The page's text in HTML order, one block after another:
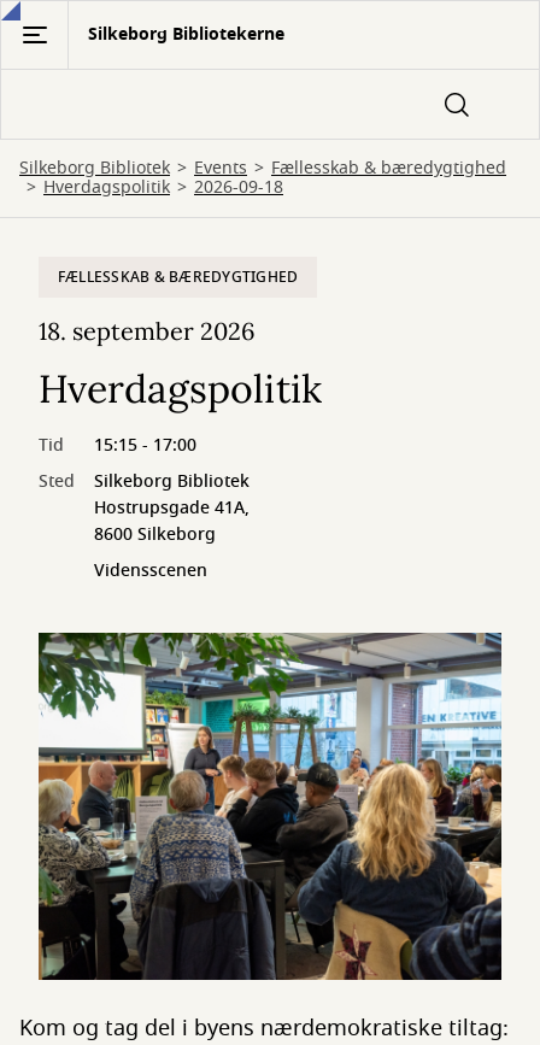
Gå
hovedindhold
Silkeborg Bibliotekerne
Silkeborg Bibliotek Events Fællesskab & bæredygtighed
Hverdagspolitik 2026-09-18
FÆLLESSKAB & BÆREDYGTIGHED
18. september 2026
Hverdagspolitik
Tid
15:15 - 17:00
Sted
Silkeborg Bibliotek
Hostrupsgade 41A,
8600 Silkeborg
Vidensscenen
Kom og tag del i byens nærdemokratiske tiltag: